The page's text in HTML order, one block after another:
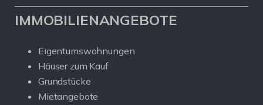
IMMOBILIENANGEBOTE
Eigentumswohnungen
Häuser zum Kauf
Grundstücke
Mietangebote